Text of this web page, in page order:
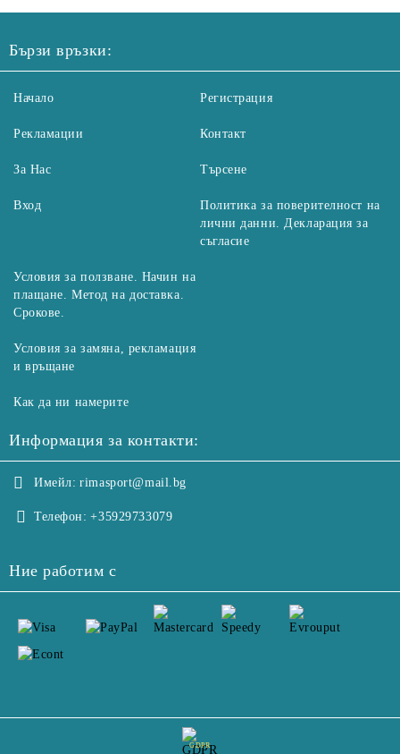
Бързи връзки:
Начало
Рекламации
За Нас
Вход
Регистрация
Контакт
Търсене
Политика за поверителност на
лични данни. Декларация за
съгласие
Условия за ползване. Начин на
плащане. Метод на доставка.
Срокове.
Условия за замяна, рекламация
и връщане
Как да ни намерите
Информация за контакти:
Имейл: rimasport@mail.bg
Телефон: +35929733079
Ние работим с
GDPR